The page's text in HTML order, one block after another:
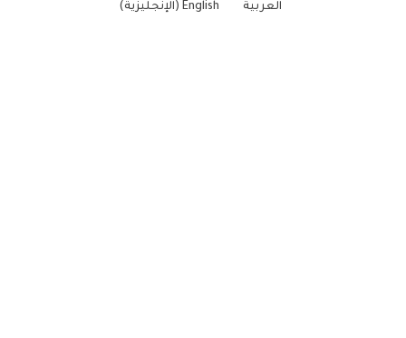
العربية English
(الإنجليزية)